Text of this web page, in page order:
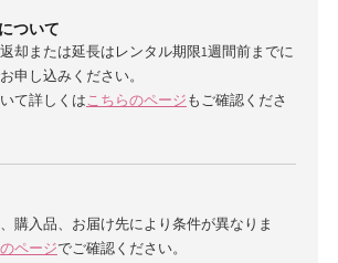
ついて
却または延長はレンタル期限1週間前までに
申し込みください。
て詳しくはこちらのページもご確認くださ
購入品、お届け先により条件が異なりま
ページでご確認ください。